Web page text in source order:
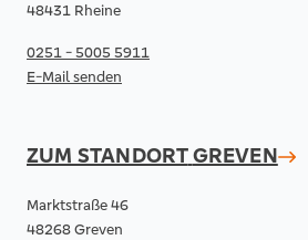
48431 Rheine
0251 - 5005 5911
E-Mail senden
ZUM STANDORTGREVEN
Marktstraße 46
48268 Greven